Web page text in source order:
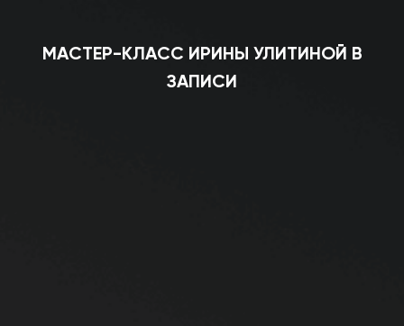
МАСТЕР-КЛАСС ИРИНЫ УЛИТИНОЙ В
ЗАПИСИ